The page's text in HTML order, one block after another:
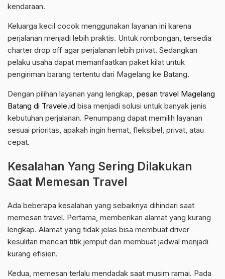
kendaraan.
Keluarga kecil cocok menggunakan layanan ini karena
perjalanan menjadi lebih praktis. Untuk rombongan, tersedia
charter drop off agar perjalanan lebih privat. Sedangkan
pelaku usaha dapat memanfaatkan paket kilat untuk
pengiriman barang tertentu dari Magelang ke Batang.
Dengan pilihan layanan yang lengkap, pesan travel Magelang
Batang di Travele.id bisa menjadi solusi untuk banyak jenis
kebutuhan perjalanan. Penumpang dapat memilih layanan
sesuai prioritas, apakah ingin hemat, fleksibel, privat, atau
cepat.
Kesalahan Yang Sering Dilakukan
Saat Memesan Travel
Ada beberapa kesalahan yang sebaiknya dihindari saat
memesan travel. Pertama, memberikan alamat yang kurang
lengkap. Alamat yang tidak jelas bisa membuat driver
kesulitan mencari titik jemput dan membuat jadwal menjadi
kurang efisien.
Kedua, memesan terlalu mendadak saat musim ramai. Pada